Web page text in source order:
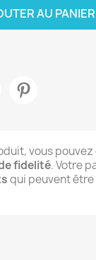
AU PANIER
vous
fidelité. Votre
qui peuvent